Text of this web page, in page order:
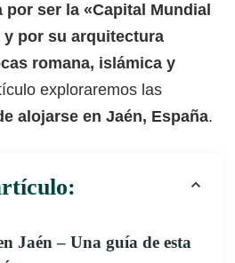
por ser la «Capital Mundial
y por su arquitectura
romana, islámica y
exploraremos las
alojarse en Jaén, España.
Jaén – Una guía de esta